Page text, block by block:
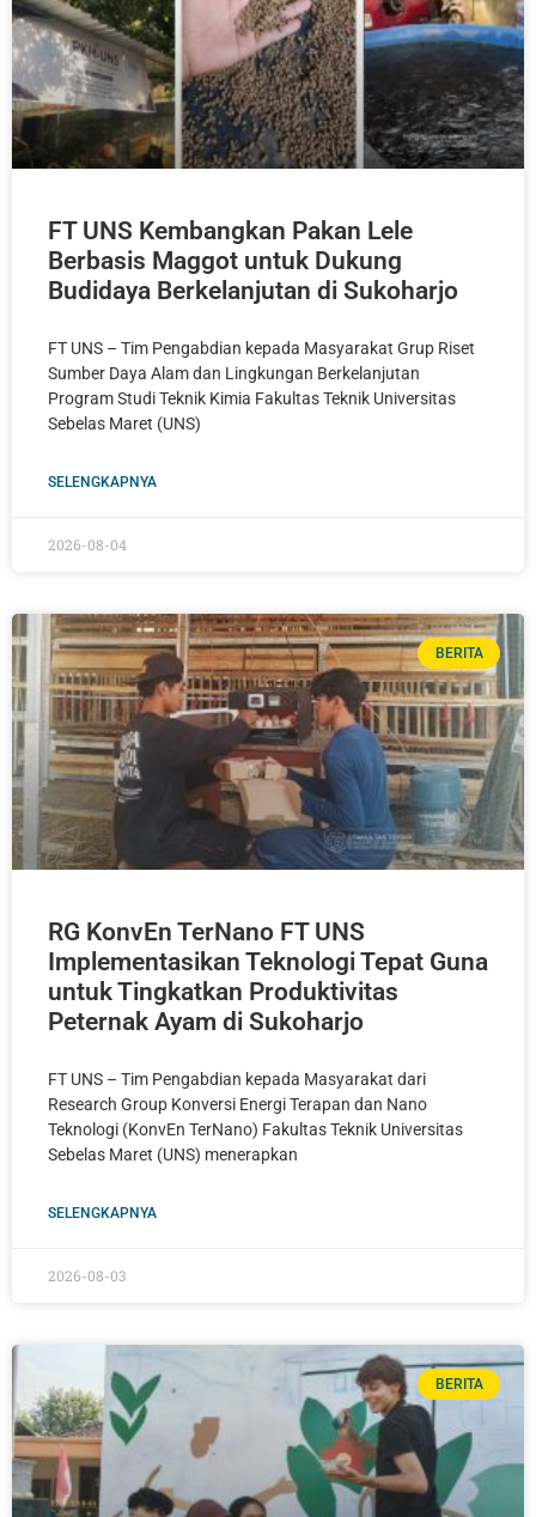
FT UNS Kembangkan Pakan Lele
Berbasis Maggot untuk Dukung
Budidaya Berkelanjutan di Sukoharjo
FT UNS – Tim Pengabdian kepada Masyarakat Grup Riset
Sumber Daya Alam dan Lingkungan Berkelanjutan
Program Studi Teknik Kimia Fakultas Teknik Universitas
Sebelas Maret (UNS)
SELENGKAPNYA
2026-08-04
BERITA
RG KonvEn TerNano FT UNS
Implementasikan Teknologi Tepat Guna
untuk Tingkatkan Produktivitas
Peternak Ayam di Sukoharjo
FT UNS – Tim Pengabdian kepada Masyarakat dari
Research Group Konversi Energi Terapan dan Nano
Teknologi (KonvEn TerNano) Fakultas Teknik Universitas
Sebelas Maret (UNS) menerapkan
SELENGKAPNYA
2026-08-03
BERITA